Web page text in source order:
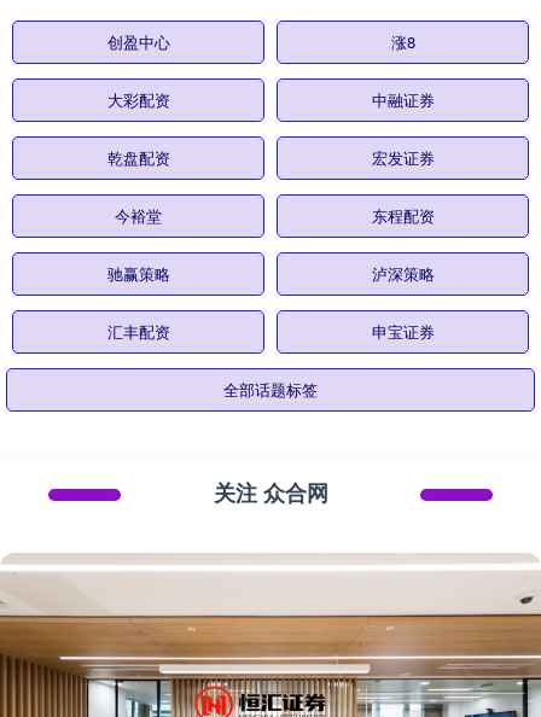
创盈中心 涨8
大彩配资 中融证券
乾盘配资 宏发证券
今裕堂 东程配资
驰赢策略 泸深策略
汇丰配资 申宝证券
全部话题标签
关注 众合网